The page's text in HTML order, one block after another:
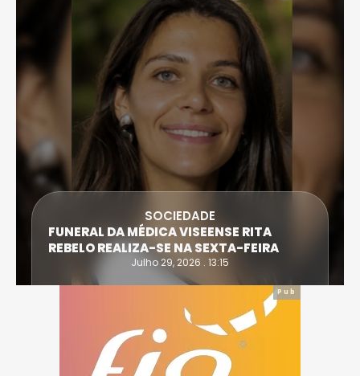
SOCIEDADE
FUNERAL DA MÉDICA VISEENSE RITA
REBELO REALIZA-SE NA SEXTA-FEIRA
Julho 29, 2026 . 13:15
Pub